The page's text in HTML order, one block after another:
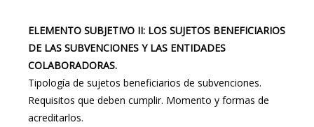
ELEMENTO SUBJETIVO II: LOS SUJETOS BENEFICIARIOS
DE LAS SUBVENCIONES Y LAS ENTIDADES
COLABORADORAS.
Tipología de sujetos beneficiarios de subvenciones.
Requisitos que deben cumplir. Momento y formas de
acreditarlos.